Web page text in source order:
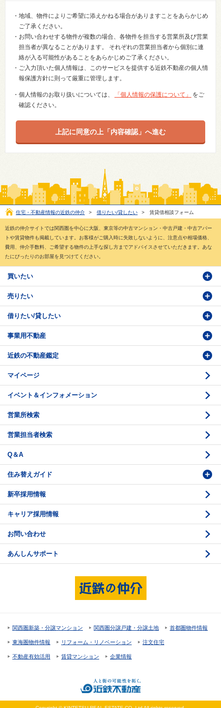
・地域、物件によりご希望に添えかねる場合がありますことをあらかじめ
ご了承ください。
・お問い合わせする物件が複数の場合、各物件を担当する営業所及び営業
担当者が異なることがあります。 それぞれの営業担当者から個別に連
絡が入る可能性があることをあらかじめご了承ください。
・ご入力頂いた個人情報は、このサービスを提供する近鉄不動産の個人情
報保護方針に則って厳重に管理します。
・個人情報のお取り扱いについては、 「個人情報の保護について」
をご
確認ください。
住宅・不動産情報の近鉄の仲介 > 借りたい/貸したい > 賃貸借相談フォーム
近鉄の仲介サイトでは関西圏を中心に大阪、東京等の中古マンション・中古戸建・中古アパー
トや賃貸物件も掲載しています。お客様がご購入時に失敗しないように、注意点や相場価格、
費用、仲介手数料、ご希望する物件の上手な探し方までアドバイスさせていただきます。あな
たにぴったりのお部屋を見つけてください。
買いたい
物件検索
物件番号検索
投資・事業用検索
購入のお問い合わせ
売りたい
価格査定依頼
売却相談
借りたい/貸したい
賃貸物件検索
学園前賃貸センター
賃貸借のお問い合わせ
事業用不動産
購入・売却の流れ
収益不動産の取扱
底地の資産性
相続と不動産
不動産投資のQ＆A
法人営業センター紹介
近鉄の不動産鑑定
時価評価支援
鑑定評価ご相談例
鑑定評価の流れ
お問い合わせ・ご相談
鑑定センター紹介
マイページ
イベント＆インフォメーション
営業所検索
営業担当者検索
Q＆A
住み替えガイド
価格査定
媒介契約
売却活動
売却諸費用
住宅ローンの種類
返済計画
購入のスケジュール
物件資料の読み方 1
物件資料の読み方 2
現地見学のポイント
決済と引渡し 2
新卒採用情報
キャリア採用情報
お問い合わせ
あんしんサポート
関西圏新築・分譲マンション 関西圏分譲戸建・分譲土地 首都圏物件情報
東海圏物件情報 リフォーム・リノベーション 注文住宅
不動産有効活用 賃貸マンション 企業情報